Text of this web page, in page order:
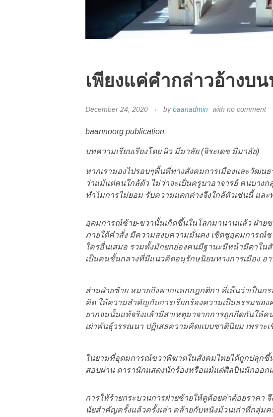
เพียงแค่คำกล่าวอ้างบ
December 24, 2020 by baanadmin with no comment
baannoorg publication
บทความเรียบเรียงโดย ผิว มีมาลัย (จิระเดช มีมาลัย)
หากเรามองไปรอบๆพื้นที่ทางสังคมการเมืองและวัฒ
ว่าแม้แต่คนใกล้ตัว ไม่ว่าจะเป็นครูบาอาจารย์ คนบาง
ทำไมการไม่ยอม รับความแตกต่างจึงใกล้ตัวเช่นนี้ และ
อุดมการณ์ซ้าย-ขวานั้นเกิดขึ้นในโลกมานานแล้ว ฝ่าย
ภายใต้คำสั่ง มีความสงบความมั่นคง เชิดชูอุดมการณ์ช
ใครอื่นเสมอ รวมทั้งมักยกย่องคนมีฐานะมีหน้ามีตาใน
เป็นคนชั้นกลางที่มีแนวคิดอนุรักษนิยมทางการเมือง อ
ส่วนฝ่ายซ้าย หมายถึงพวกแหกกฎกติกา ที่เห็นว่าเป็นก
คิด ให้ความสำคัญกับการเรียกร้องความเป็นธรรมขอ
ยากจนนั้นแท้จริงแล้วมีสาเหตุมาจากการถูกกีดกันให้ค
เผ่าพันธุ์วรรณนา ปฏิเสธความคิดแบบชาตินิยม เพรา
ในยามที่อุดมการณ์ขวาพิฆาตในสังคมไทยได้ถูกปลุกขึ้
สอบผ่าน ดารานักแสดงนักร้องหรือแม้แต่ศิลปินนักออ
การให้ร้ายกระบวนการฝ่ายซ้ายให้ดูด้อยค่าด้อยราคา
นัยสำคัญครั้งแล้วครั้งเล่า คล้ายกับหนังม้วนเก่าที่กลุ่ม